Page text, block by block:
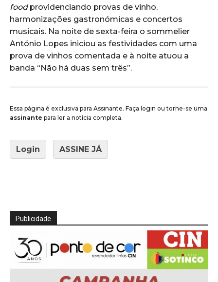
foodprovidenciando provas de vinho,
harmonizações gastronómicas e concertos
musicais. Na noite de sexta-feira o sommelier
António Lopes iniciou as festividades com uma
prova de vinhos comentada e à noite atuou a
banda “Não há duas sem três”.
Essa página é exclusiva para Assinante. Faça login ou torne-se uma
assinante para ler a notícia completa.
Login ASSINE JÁ
Publicidade